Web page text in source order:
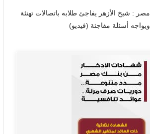
مصر : شيخ الأزهر يفاجئ طلابه باتصالات تهنئة
ويواجه أسئلة مفاجئة (فيديو)